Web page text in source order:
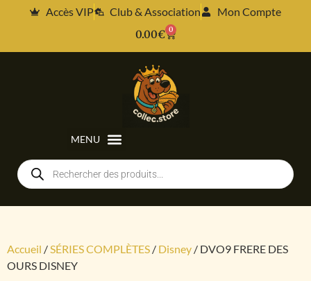
Accès VIP Club & Association
Mon Compte
0.00€ 0
Accueil /SÉRIES COMPLÈTES / Disney / DVO9 FRERE DES
OURS DISNEY